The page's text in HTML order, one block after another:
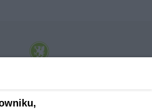
Sp. z o.o. Internetowy Serwis Informacyjny Miasta